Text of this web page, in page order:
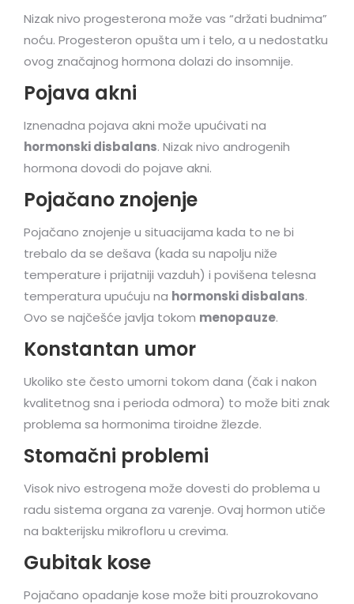
Nizak nivo progesterona može vas “držati budnima”
noću. Progesteron opušta um i telo, a u nedostatku
ovog značajnog hormona dolazi do insomnije.
Pojava akni
Iznenadna pojava akni može upućivati na
hormonski disbalans. Nizak nivo androgenih
hormona dovodi do pojave akni.
Pojačano znojenje
Pojačano znojenje u situacijama kada to ne bi
trebalo da se dešava (kada su napolju niže
temperature i prijatniji vazduh) i povišena telesna
temperatura upućuju na hormonski disbalans.
Ovo se najčešće javlja tokom menopauze.
Konstantan umor
Ukoliko ste često umorni tokom dana (čak i nakon
kvalitetnog sna i perioda odmora) to može biti znak
problema sa hormonima tiroidne žlezde.
Stomačni problemi
Visok nivo estrogena može dovesti do problema u
radu sistema organa za varenje. Ovaj hormon utiče
na bakterijsku mikrofloru u crevima.
Gubitak kose
Pojačano opadanje kose može biti prouzrokovano